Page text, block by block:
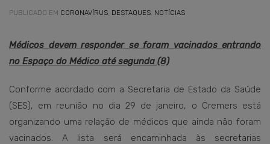
PUBLICADO EM CORONAVÍRUS, DESTAQUES, NOTÍCIAS
Médicos devem responder se foram vacinados entrando
no Espaço do Médico até segunda (8)
Conforme acordado com a Secretaria de Estado da Saúde
(SES), em reunião no dia 29 de janeiro, o Cremers está
organizando uma relação de médicos que ainda não foram
vacinados. A lista será encaminhada às secretarias